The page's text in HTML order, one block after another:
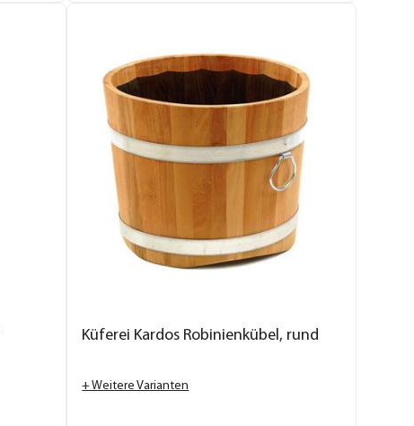
Küferei Kardos Robinienkübel, rund
+ Weitere Varianten